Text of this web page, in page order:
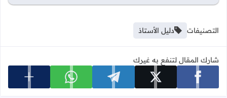
التصنيفات دليل الأستاذ
شارك المقال لتنفع به غيرك
شارك على facebook شارك على x شارك على telegram شارك على whatsapp عرض